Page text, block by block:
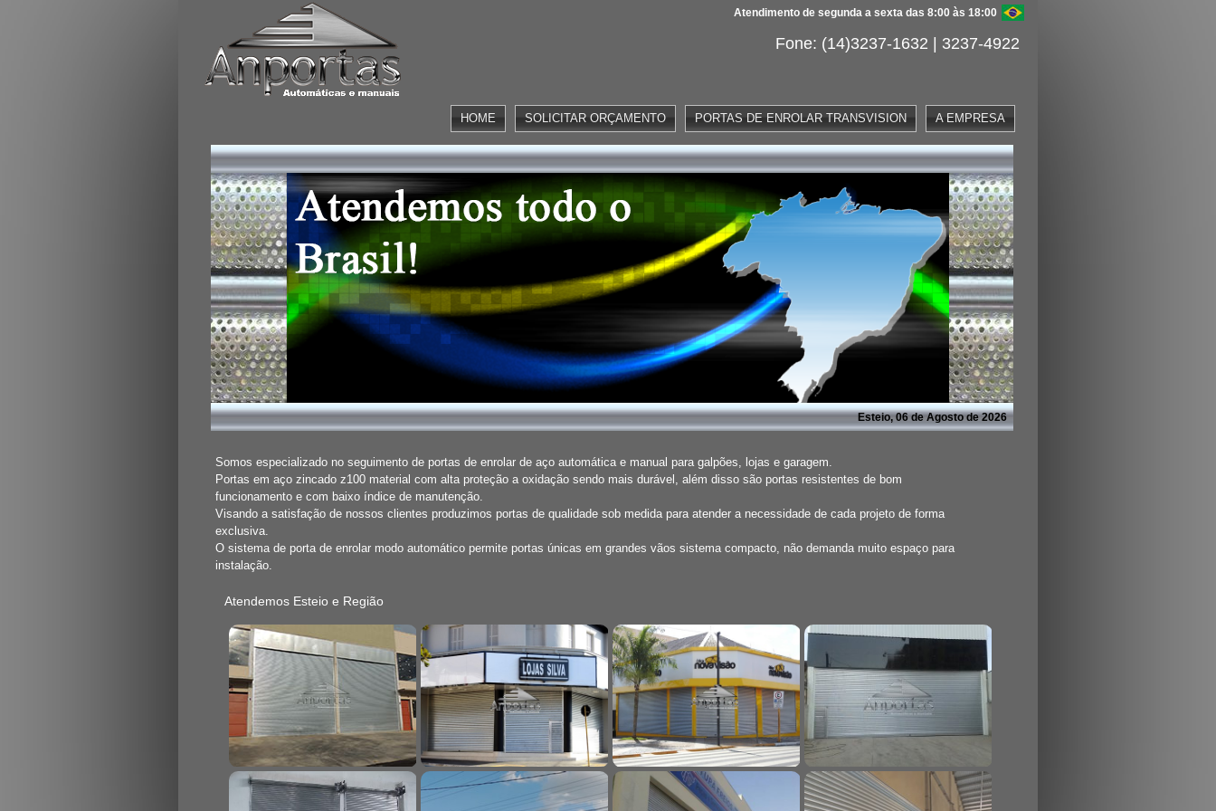
Atendimento de segunda a sexta das 8:00 às 18:00
Fone: (14)3237-1632 | 3237-4922
HOME SOLICITAR ORÇAMENTO PORTAS DE ENROLAR TRANSVISION A EMPRESA
Esteio, 06 de Agosto de 2026
Somos especializado no seguimento de portas de enrolar de aço automática e manual para galpões, lojas e garagem.
Portas em aço zincado z100 material com alta proteção a oxidação sendo mais durável, além disso são portas resistentes de bom
funcionamento e com baixo índice de manutenção.
Visando a satisfação de nossos clientes produzimos portas de qualidade sob medida para atender a necessidade de cada projeto de forma
exclusiva.
O sistema de porta de enrolar modo automático permite portas únicas em grandes vãos sistema compacto, não demanda muito espaço para
instalação.
Atendemos Esteio e Região